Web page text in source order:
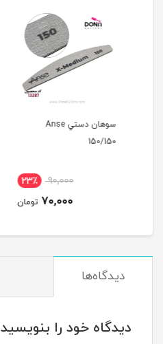
سوهان دستي Anse
150/150
90,000 23٪
70,000 تومان
دیدگاه‌ها
دیدگاه خود را بنویسید